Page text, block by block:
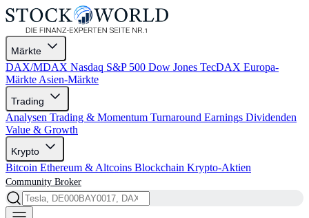
Märkte
DAX/MDAX Nasdaq S&P 500 Dow Jones TecDAX Europa-
Märkte Asien-Märkte
Trading
Analysen Trading & Momentum Turnaround Earnings Dividenden
Value & Growth
Krypto
Bitcoin Ethereum & Altcoins Blockchain Krypto-Aktien
Community Broker